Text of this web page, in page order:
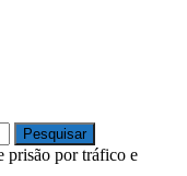
prisão por tráfico e